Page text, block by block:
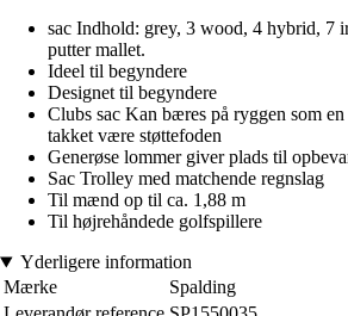
sac Indhold: grey, 3 wood, 4 hybrid, 7
putter mallet.
Ideel til begyndere
Designet til begyndere
Clubs sac Kan bæres på ryggen som
takket være støttefoden
Generøse lommer giver plads til
Sac Trolley med matchende regnslag
Til mænd op til ca. 1,88 m
Til højrehåndede golfspillere
Yderligere information
Mærke
Spalding